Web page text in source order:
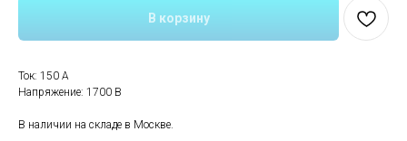
В корзину
Ток: 150 A
Напряжение: 1700 В
В наличии на складе в Москве.